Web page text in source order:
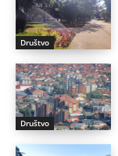
Društvo
Društvo